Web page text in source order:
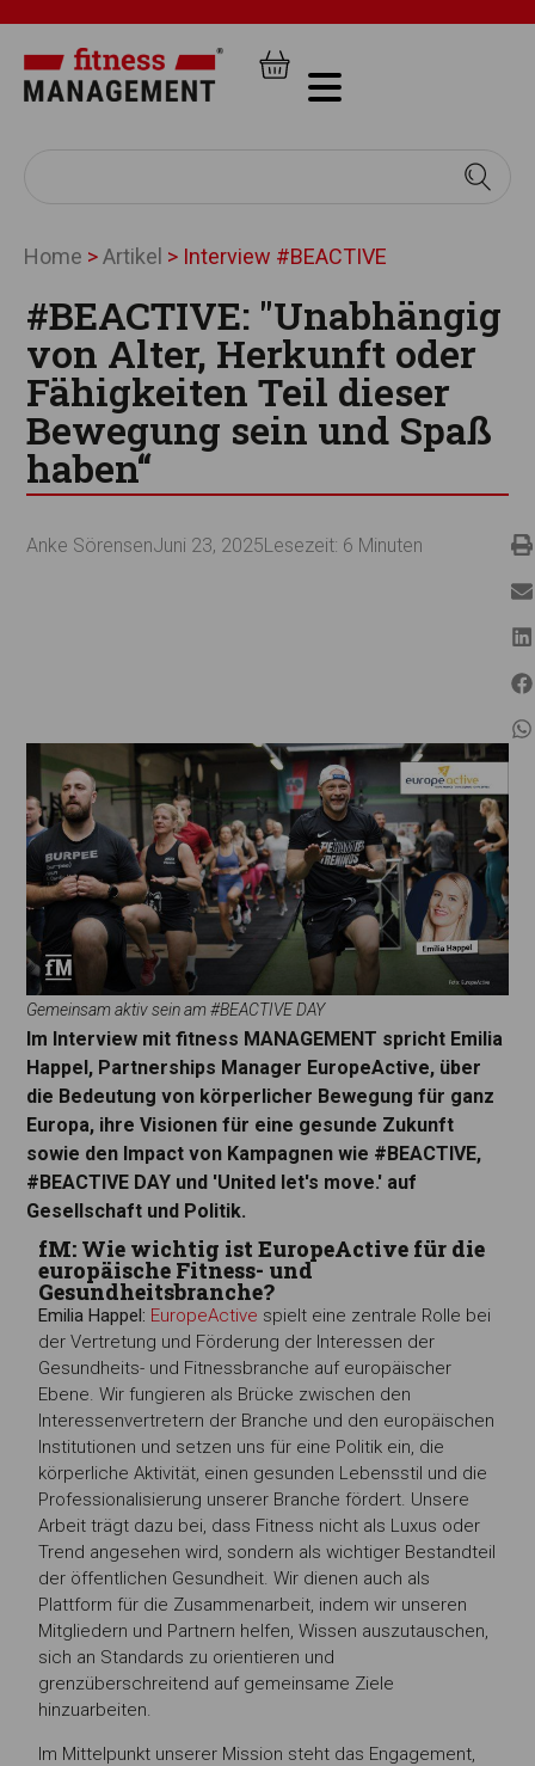
Home >Artikel > Interview #BEACTIVE
#BEACTIVE: "Unabhängig
von Alter, Herkunft oder
Fähigkeiten Teil dieser
Bewegung sein und Spaß
haben“
Anke SörensenJuni 23, 2025Lesezeit: 6 Minuten
Gemeinsam aktiv sein am #BEACTIVE DAY
Im Interview mit fitness MANAGEMENT spricht Emilia
Happel, Partnerships Manager EuropeActive, über
die Bedeutung von körperlicher Bewegung für ganz
Europa, ihre Visionen für eine gesunde Zukunft
sowie den Impact von Kampagnen wie #BEACTIVE,
#BEACTIVE DAY und 'United let's move.' auf
Gesellschaft und Politik.
fM: Wie wichtig ist EuropeActive für die
europäische Fitness- und
Gesundheitsbranche?
Emilia Happel: EuropeActive spielt eine zentrale Rolle bei
der Vertretung und Förderung der Interessen der
Gesundheits- und Fitnessbranche auf europäischer
Ebene. Wir fungieren als Brücke zwischen den
Interessenvertretern der Branche und den europäischen
Institutionen und setzen uns für eine Politik ein, die
körperliche Aktivität, einen gesunden Lebensstil und die
Professionalisierung unserer Branche fördert. Unsere
Arbeit trägt dazu bei, dass Fitness nicht als Luxus oder
Trend angesehen wird, sondern als wichtiger Bestandteil
der öffentlichen Gesundheit. Wir dienen auch als
Plattform für die Zusammenarbeit, indem wir unseren
Mitgliedern und Partnern helfen, Wissen auszutauschen,
sich an Standards zu orientieren und
grenzüberschreitend auf gemeinsame Ziele
hinzuarbeiten.
Im Mittelpunkt unserer Mission steht das Engagement,